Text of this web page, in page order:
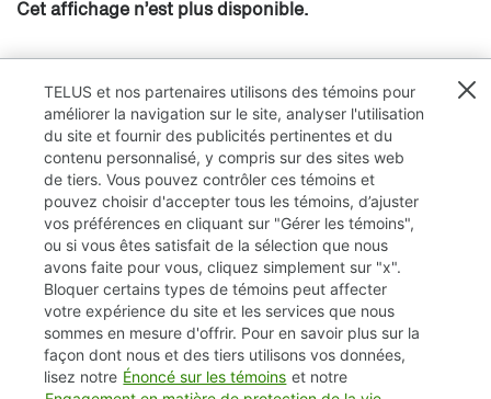
Cet affichage n’est plus disponible.
TELUS.com
Vie privée / Cookies (témoins)
Accessibilité
TELUS et nos partenaires utilisons des témoins pour
améliorer la navigation sur le site, analyser l'utilisation
du site et fournir des publicités pertinentes et du
contenu personnalisé, y compris sur des sites web
de tiers. Vous pouvez contrôler ces témoins et
pouvez choisir d'accepter tous les témoins, d’ajuster
vos préférences en cliquant sur "Gérer les témoins",
ou si vous êtes satisfait de la sélection que nous
avons faite pour vous, cliquez simplement sur "x".
Bloquer certains types de témoins peut affecter
votre expérience du site et les services que nous
sommes en mesure d'offrir. Pour en savoir plus sur la
façon dont nous et des tiers utilisons vos données,
lisez notre Énoncé sur les témoins et notre